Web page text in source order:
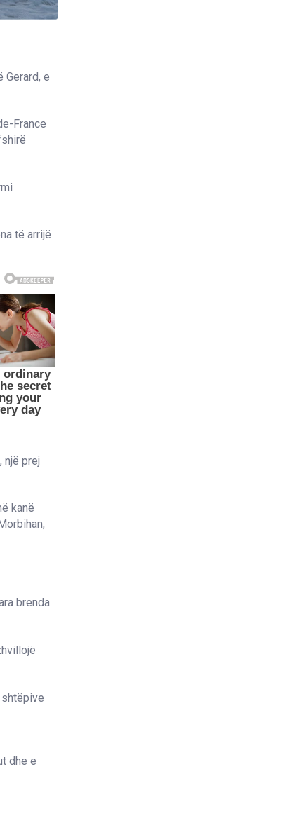
Gerard, e
France
të arrijë
një prej
kanë
brenda
dhe e